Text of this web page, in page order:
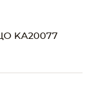
KA00077